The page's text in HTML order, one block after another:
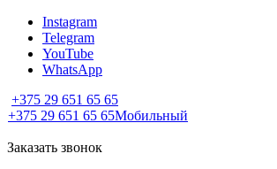
Instagram
Telegram
YouTube
WhatsApp
+375 29 651 65 65
+375 29 651 65 65Мобильный
Заказать звонок